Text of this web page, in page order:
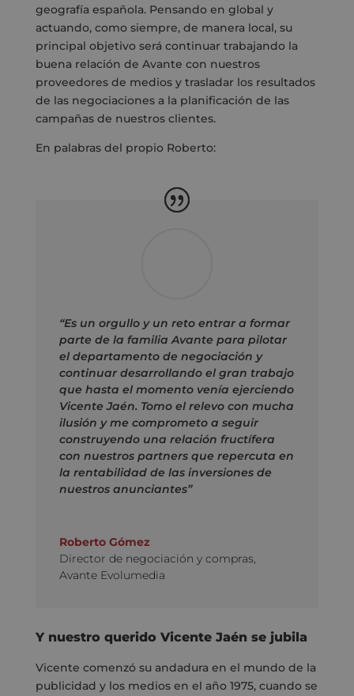
geografía española. Pensando en global y
actuando, como siempre, de manera local, su
principal objetivo será continuar trabajando la
buena relación de Avante con nuestros
proveedores de medios y trasladar los resultados
de las negociaciones a la planificación de las
campañas de nuestros clientes.
En palabras del propio Roberto:
“Es un orgullo y un reto entrar a formar
parte de la familia Avante para pilotar
el departamento de negociación y
continuar desarrollando el gran trabajo
que hasta el momento venía ejerciendo
Vicente Jaén. Tomo el relevo con mucha
ilusión y me comprometo a seguir
construyendo una relación fructífera
con nuestros partners que repercuta en
la rentabilidad de las inversiones de
nuestros anunciantes”
Roberto Gómez
Director de negociación y compras,
Avante Evolumedia
Y nuestro querido Vicente Jaén se jubila
Vicente comenzó su andadura en el mundo de la
publicidad y los medios en el año 1975, cuando se